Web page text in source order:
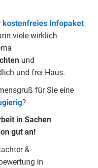
kostenfreies Infopaket
viele wirklich
und
und frei Haus.
für Sie eine
?
in Sachen
gut an!
&
in